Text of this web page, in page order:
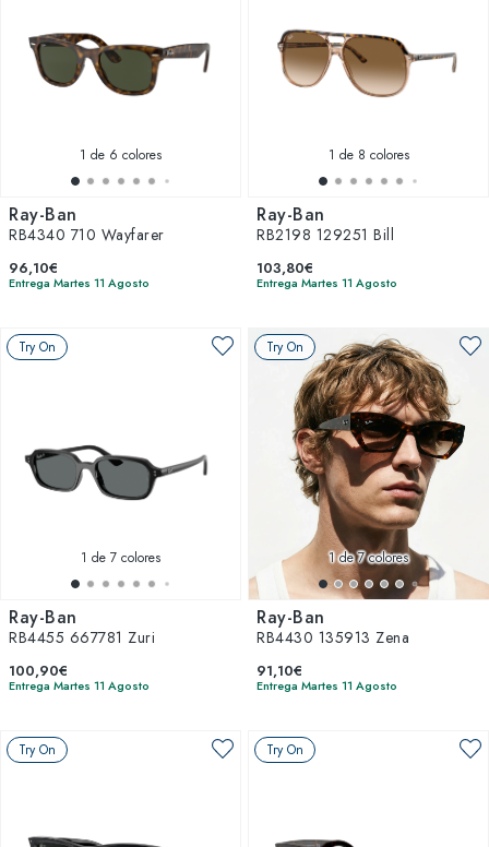
1 de 6 colores
Ray-Ban
RB4340 710 Wayfarer
96,10€
Entrega Martes 11 Agosto
1 de 8 colores
Ray-Ban
RB2198 129251 Bill
103,80€
Entrega Martes 11 Agosto
Try On
1 de 7 colores
Ray-Ban
RB4455 667781 Zuri
100,90€
Entrega Martes 11 Agosto
Try On
1de 7 colores
Ray-Ban
RB4430 135913 Zena
91,10€
Entrega Martes 11 Agosto
Try On Try On